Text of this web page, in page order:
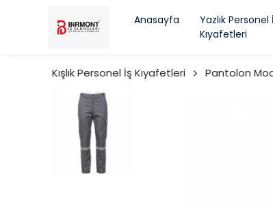
Anasayfa
Yazlık Personel
Kıyafetleri
Kışlık Personel İş Kıyafetleri Pantolon